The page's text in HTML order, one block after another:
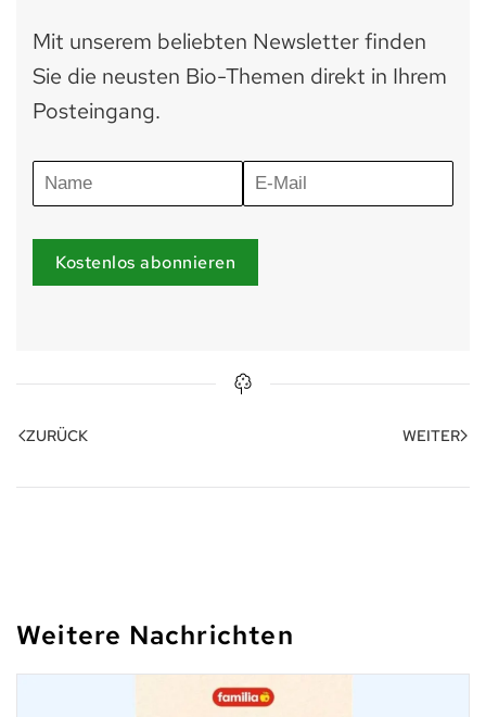
Mit unserem beliebten Newsletter finden
Sie die neusten Bio-Themen direkt in Ihrem
Posteingang.
Kostenlos abonnieren
ZURÜCK WEITER
Weitere Nachrichten